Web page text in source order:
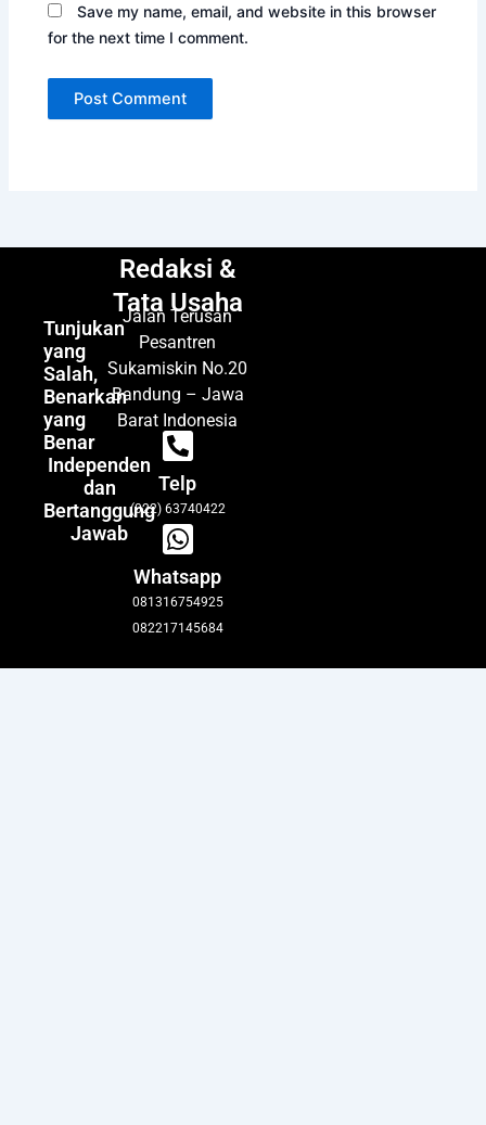
Save my name, email, and website in this browser
for the next time I comment.
Tunjukan
yang
Salah,
Benarkan
yang
Benar
Independen
dan
Bertanggung
Jawab
Redaksi &
Tata Usaha
Jalan Terusan
Pesantren
Sukamiskin No.20
Bandung – Jawa
Barat Indonesia
Telp
(022) 63740422
Whatsapp
081316754925
082217145684